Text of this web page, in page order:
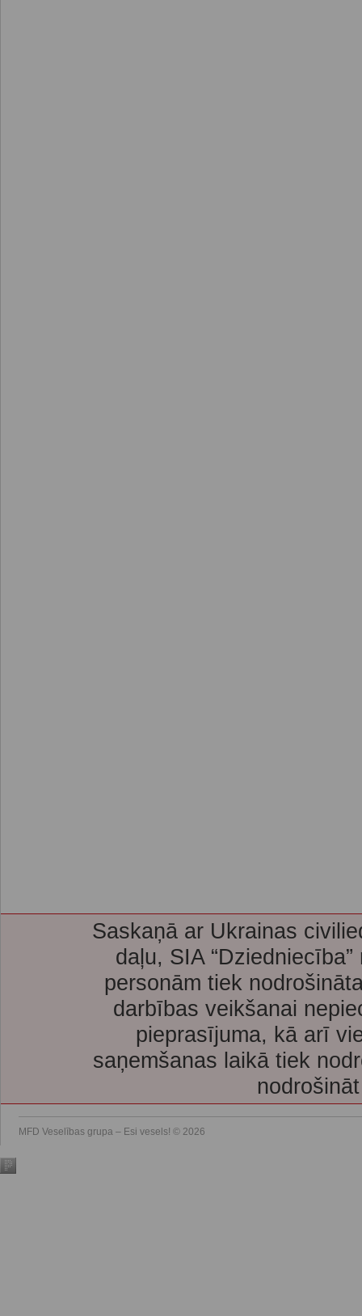
Saskaņā ar Ukrainas
daļu, SIA
personām tiek
darbības veikšanai
pieprasījuma, kā arī
saņemšanas laikā tiek
MFD Veselības grupa – Esi vesels! © 2026